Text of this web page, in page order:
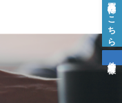
売買物件はこちら